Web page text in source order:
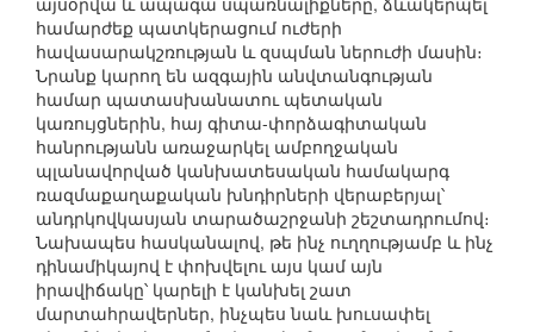
համարժեք պատկերացում ուժերի
հավասարակշռության և զսպման ներուժի մասին։
Նրանք կարող են ազգային անվտանգության
համար պատասխանատու պետական
կառույցներին, հայ գիտա-փորձագիտական
հանրությանն առաջարկել ամբողջական
պլանավորված կանխատեսական համակարգ
ռազմաքաղաքական խնդիրների վերաբերյալ՝
անդրկովկասյան տարածաշրջանի շեշտադրումով։
Նախապես հասկանալով, թե ինչ ուղղությամբ և ինչ
դինամիկայով է փոխվելու այս կամ այն
իրավիճակը՝ կարելի է կանխել շատ
մարտահրավերներ, ինչպես նաև խուսափել